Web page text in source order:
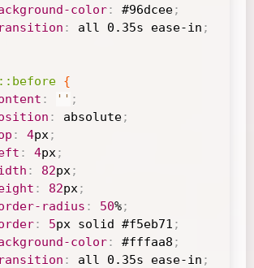
color: #96dcee;
: all 0.35s ease-in ;
::before {
: '' ;
: absolute;
: 4px;
: 4px;
: 82px;
: 82px;
radius : 50%;
: 5px solid #f5eb71 ;
color: #fffaa8 ;
: all 0.35s ease-in ;